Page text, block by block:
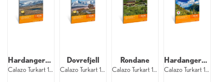
Hardangervidda nord
Calazo Turkart 1:50 000
Dovrefjell
Calazo Turkart 1:50 000
Rondane
Calazo Turkart 1:50 000
Hardangervidda øst Rjukan Gaustatoppen
Calazo Turkart 1:50 000